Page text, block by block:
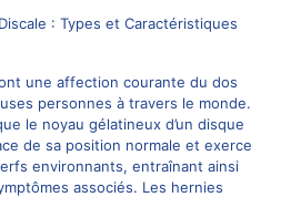
: Types et Caractéristiques
une affection courante du dos
personnes à travers le monde.
le noyau gélatineux d’un disque
de sa position normale et exerce
environnants, entraînant ainsi
associés. Les hernies